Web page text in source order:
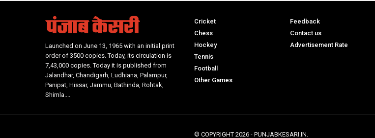
Launched on June 13, 1965 with an initial print
order of 3500 copies. Today, its circulation is
7,43,000 copies. Today it is published from
Jalandhar, Chandigarh, Ludhiana, Palampur,
Panipat, Hissar, Jammu, Bathinda, Rohtak,
Shimla....
Cricket
Chess
Hockey
Tennis
Football
Other Games
Feedback
Contact us
Advertisement Rate
© COPYRIGHT 2026- PUNJABKESARI.IN.